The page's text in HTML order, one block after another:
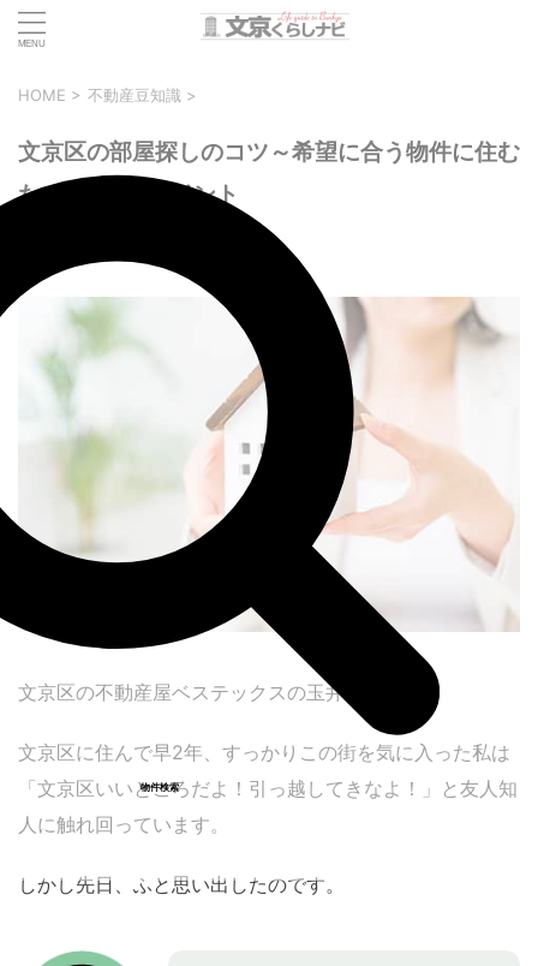
物件検索
HOME > 不動産豆知識 >
文京区の部屋探しのコツ～希望に合う物件に住む
ための3つのポイント
文京区の不動産屋ベステックスの玉井です！
文京区に住んで早2年、すっかりこの街を気に入った私は
「文京区いいところだよ！引っ越してきなよ！」と友人知
人に触れ回っています。
しかし先日、ふと思い出したのです。